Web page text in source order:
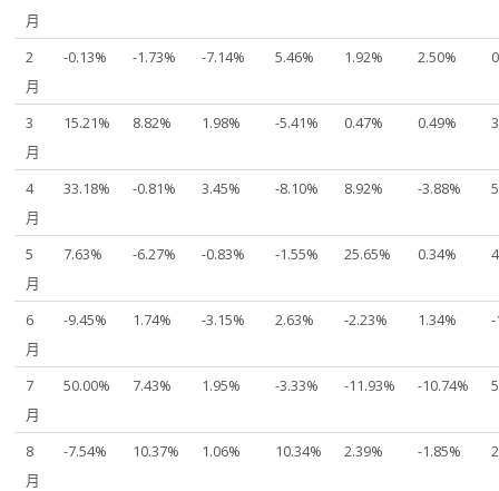
月
2
月
-0.13% -1.73% -7.14% 5.46% 1.92% 2.50%
3
月
15.21% 8.82% 1.98% -5.41% 0.47% 0.49%
4
月
33.18% -0.81% 3.45% -8.10% 8.92% -3.88%
5
月
7.63% -6.27% -0.83% -1.55% 25.65% 0.34%
6
月
-9.45% 1.74% -3.15% 2.63% -2.23% 1.34%
7
月
50.00% 7.43% 1.95% -3.33% -11.93% -10.74%
8
月
-7.54% 10.37% 1.06% 10.34% 2.39% -1.85%